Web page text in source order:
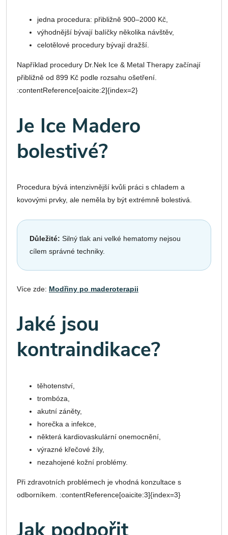
jedna procedura: přibližně 900–2000 Kč,
výhodnější bývají balíčky několika návštěv,
celotělové procedury bývají dražší.
Například procedury Dr.Nek Ice & Metal Therapy začínají
přibližně od 899 Kč podle rozsahu ošetření.
:contentReference[oaicite:2]{index=2}
Je Ice Madero
bolestivé?
Procedura bývá intenzivnější kvůli práci s chladem a
kovovými prvky, ale neměla by být extrémně bolestivá.
Důležité: Silný tlak ani velké hematomy nejsou
cílem správné techniky.
Více zde: Modřiny po maderoterapii
Jaké jsou
kontraindikace?
těhotenství,
trombóza,
akutní záněty,
horečka a infekce,
některá kardiovaskulární onemocnění,
výrazné křečové žíly,
nezahojené kožní problémy.
Při zdravotních problémech je vhodná konzultace s
odborníkem. :contentReference[oaicite:3]{index=3}